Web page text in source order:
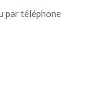
par téléphone